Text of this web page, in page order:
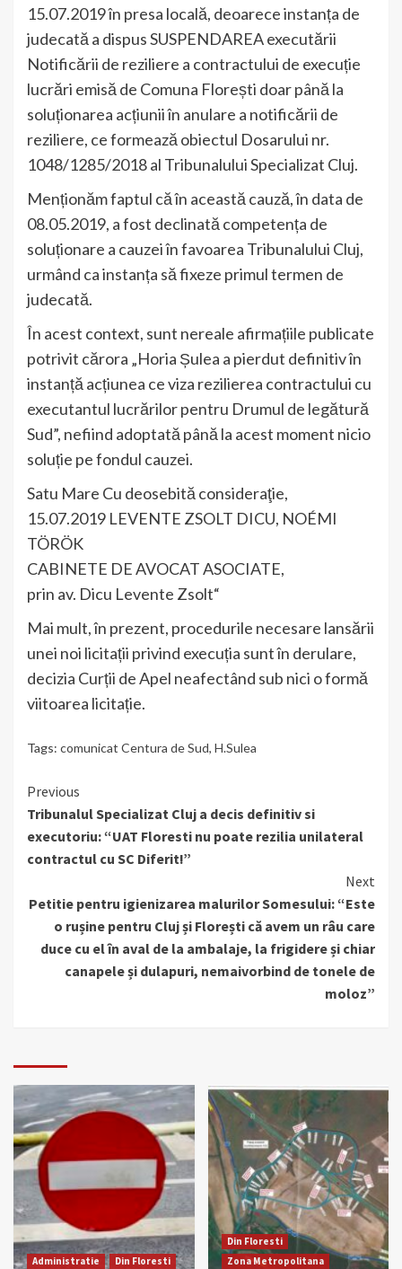
15.07.2019 în presa locală, deoarece instanța de
judecată a dispus SUSPENDAREA executării
Notificării de reziliere a contractului de execuție
lucrări emisă de Comuna Florești doar până la
soluționarea acțiunii în anulare a notificării de
reziliere, ce formează obiectul Dosarului nr.
1048/1285/2018 al Tribunalului Specializat Cluj.
Menționăm faptul că în această cauză, în data de
08.05.2019, a fost declinată competența de
soluționare a cauzei în favoarea Tribunalului Cluj,
urmând ca instanța să fixeze primul termen de
judecată.
În acest context, sunt nereale afirmațiile publicate
potrivit cărora „Horia Șulea a pierdut definitiv în
instanță acțiunea ce viza rezilierea contractului cu
executantul lucrărilor pentru Drumul de legătură
Sud”, nefiind adoptată până la acest moment nicio
soluție pe fondul cauzei.
Satu Mare Cu deosebită consideraţie,
15.07.2019 LEVENTE ZSOLT DICU, NOÉMI
TÖRÖK
CABINETE DE AVOCAT ASOCIATE,
prin av. Dicu Levente Zsolt“
Mai mult, în prezent, procedurile necesare lansării
unei noi licitații privind execuția sunt în derulare,
decizia Curții de Apel neafectând sub nici o formă
viitoarea licitație.
Tags: comunicat Centura de Sud, H.Sulea
Continue
Reading
Previous
Tribunalul Specializat Cluj a decis definitiv si
executoriu: “UAT Floresti nu poate rezilia unilateral
contractul cu SC Diferit!”
Next
Petitie pentru igienizarea malurilor Somesului: “Este
o rușine pentru Cluj și Florești că avem un râu care
duce cu el în aval de la ambalaje, la frigidere și chiar
canapele și dulapuri, nemaivorbind de tonele de
moloz”
Administratie Din Floresti
Din Floresti
Zona Metropolitana